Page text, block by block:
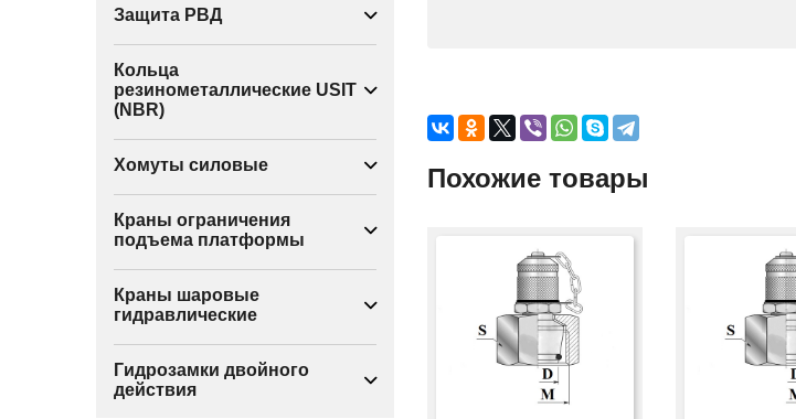
Защита РВД
Кольца
резинометаллические USIT
(NBR)
Хомуты силовые
Краны ограничения
подъема платформы
Краны шаровые
гидравлические
Гидрозамки двойного
действия
Похожие товары